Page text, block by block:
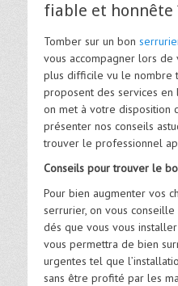
fiable et honnête
Tomber sur un bon
vous accompagner lors
plus difficile vu le nombre
proposent des services en
on met à votre disposition
présenter nos conseils
trouver le professionnel
Conseils pour trouver le
Pour bien augmenter vos
serrurier, on vous
dés que vous vous
vous permettra de bien
urgentes tel que
sans être profité par les